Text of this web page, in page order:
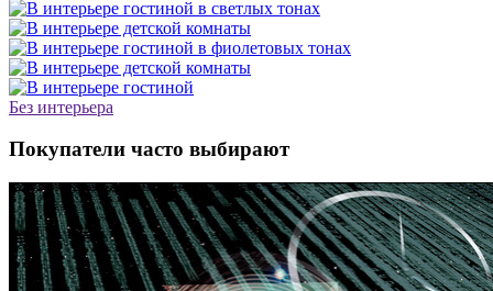
Без интерьера
Покупатели часто выбирают